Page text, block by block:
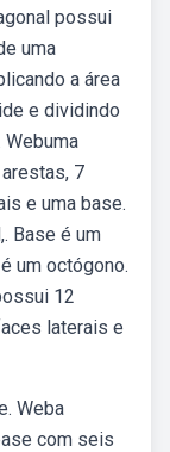
possui
uma
a área
e dividindo
Webuma
7
e uma base.
Base é um
um octógono.
12
laterais e
Weba
com seis